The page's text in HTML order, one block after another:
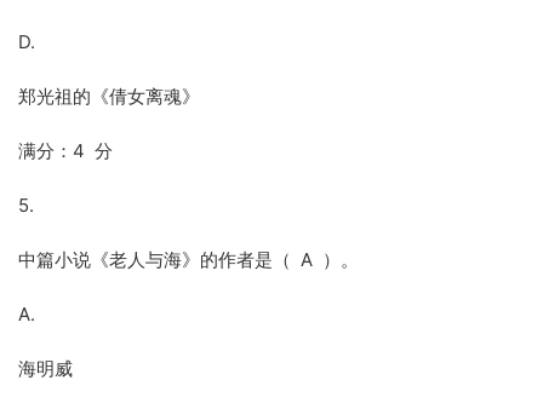
D.
郑光祖的《倩女离魂》
满分：4 分
5.
中篇小说《老人与海》的作者是（ A ）。
A.
海明威